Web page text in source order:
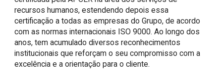
recursos humanos, estendendo depois essa
certificação a todas as empresas do Grupo, de acordo
com as normas internacionais ISO 9000. Ao longo dos
anos, tem acumulado diversos reconhecimentos
institucionais que reforçam o seu compromisso com a
excelência e a orientação para o cliente.